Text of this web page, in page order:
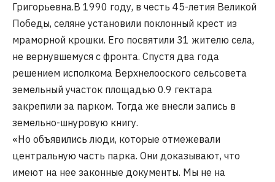
Григорьевна.В 1990 году, в честь 45-летия Великой
Победы, селяне установили поклонный крест из
мраморной крошки. Его посвятили 31 жителю села,
не вернувшемуся с фронта. Спустя два года
решением исполкома Верхнелооского сельсовета
земельный участок площадью 0.9 гектара
закрепили за парком. Тогда же внесли запись в
земельно-шнуровую книгу.
«Но объявились люди, которые отмежевали
центральную часть парка. Они доказывают, что
имеют на нее законные документы. Мы не на